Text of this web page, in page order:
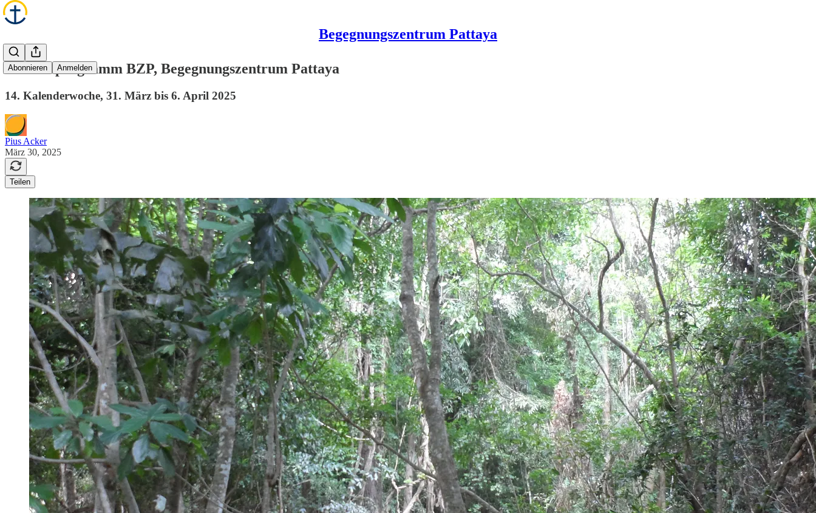
Begegnungszentrum Pattaya
Abonnieren Anmelden
Wochenprogramm BZP, Begegnungszentrum Pattaya
14. Kalenderwoche, 31. März bis 6. April 2025
Pius Acker
März 30, 2025
Teilen